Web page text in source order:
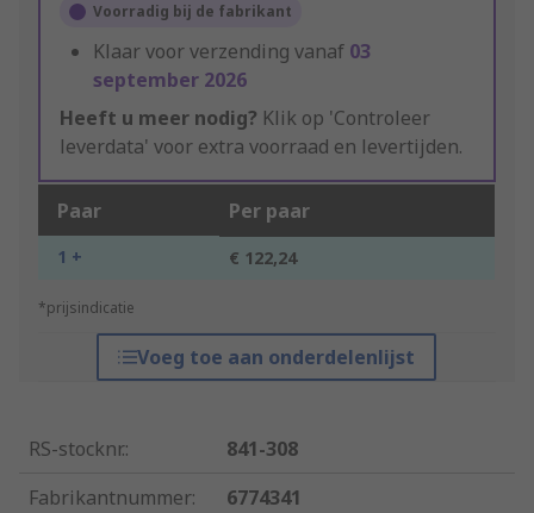
Voorradig bij de fabrikant
Klaar voor verzending vanaf 03
september 2026
Heeft u meer nodig? Klik op 'Controleer
leverdata' voor extra voorraad en levertijden.
Paar Per paar
1 + € 122,24
*prijsindicatie
Voeg toe aan onderdelenlijst
RS-stocknr.:
841-308
Fabrikantnummer:
6774341